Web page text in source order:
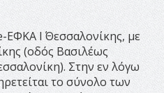
Ι΄ Θεσσαλονίκης, με
(οδός Βασιλέως
Στην εν λόγω
το σύνολο των